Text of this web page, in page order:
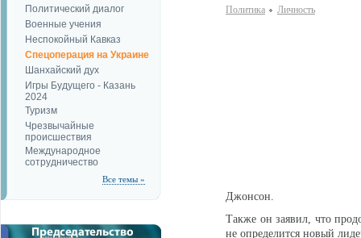
Политический диалог
Военные учения
Неспокойный Кавказ
Спецоперация на Украине
Шанхайский дух
Игры Будущего - Казань
2024
Туризм
Чрезвычайные
происшествия
Международное
сотрудничество
Все темы »
Политика Личность
Джонсон.
Также он заявил, что
не определится новый